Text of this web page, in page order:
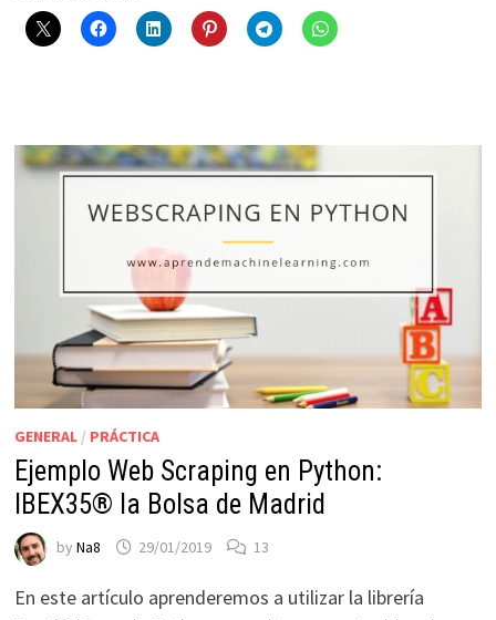
GENERAL/ PRÁCTICA
Ejemplo Web Scraping en Python:
IBEX35® la Bolsa de Madrid
by Na8 29/01/2019 13
En este artículo aprenderemos a utilizar la librería